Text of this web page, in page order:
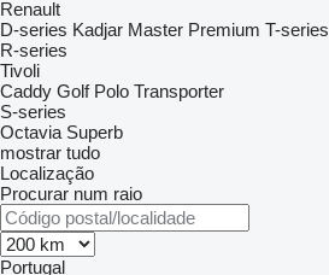
Renault
D-series Kadjar Master Premium T-series
R-series
Tivoli
Caddy Golf Polo Transporter
S-series
Octavia Superb
mostrar tudo
Localização
Procurar num raio
Portugal